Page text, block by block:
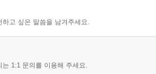
고 싶은 말씀을 남겨주세요.
1:1 문의를 이용해 주세요.